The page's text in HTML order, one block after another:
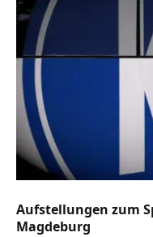
Aufstellungen zum
Magdeburg